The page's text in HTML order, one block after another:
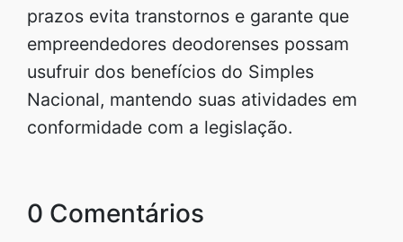
prazos evita transtornos e garante que
empreendedores deodorenses possam
usufruir dos benefícios do Simples
Nacional, mantendo suas atividades em
conformidade com a legislação.
0 Comentários